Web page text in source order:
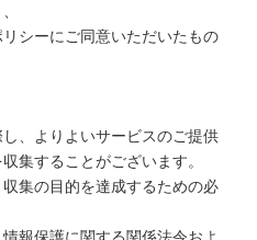
シーにご同意いただいたもの
、よりよいサービスのご提供
集することがございます。
集の目的を達成するための必